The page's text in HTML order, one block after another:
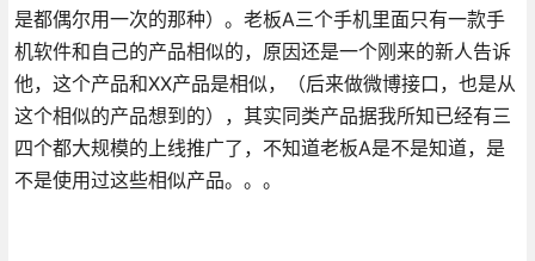
是都偶尔用一次的那种）。老板A三个手机里面只有一款手
机软件和自己的产品相似的，原因还是一个刚来的新人告诉
他，这个产品和XX产品是相似，（后来做微博接口，也是从
这个相似的产品想到的），其实同类产品据我所知已经有三
四个都大规模的上线推广了，不知道老板A是不是知道，是
不是使用过这些相似产品。。。